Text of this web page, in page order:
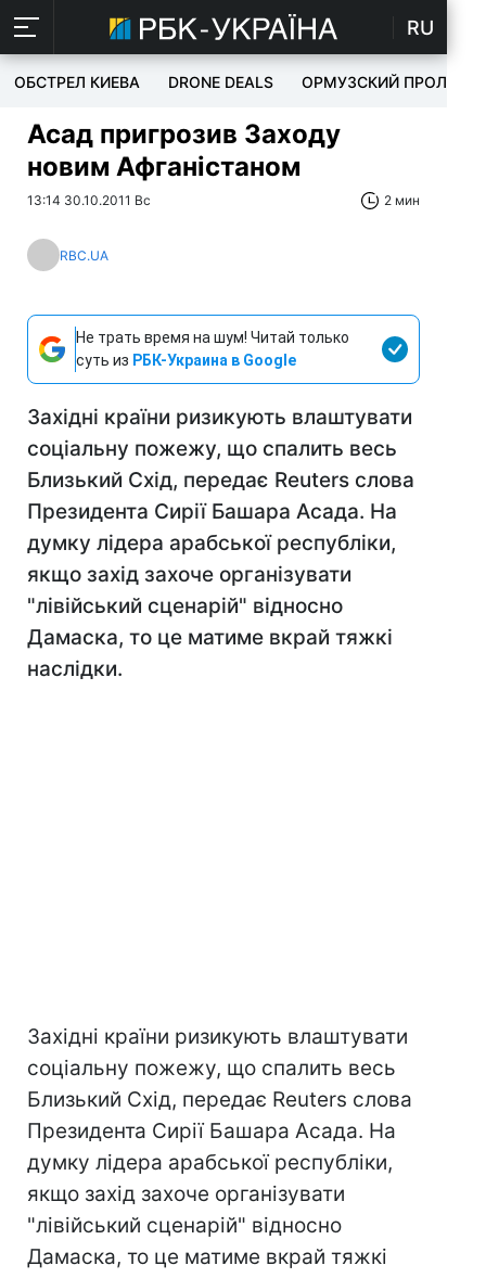
RU
ОБСТРЕЛ КИЕВА DRONE DEALS ОРМУЗСКИЙ ПРОЛИВ
Асад пригрозив Заходу
новим Афганістаном
13:14 30.10.2011 Вс 2 мин
RBC.UA
Не трать время на шум! Читай только
суть из РБК-Украина в Google
Західні країни ризикують влаштувати
соціальну пожежу, що спалить весь
Близький Схід, передає Reuters слова
Президента Сирії Башара Асада. На
думку лідера арабської республіки,
якщо захід захоче організувати
"лівійський сценарій" відносно
Дамаска, то це матиме вкрай тяжкі
наслідки.
Західні країни ризикують влаштувати
соціальну пожежу, що спалить весь
Близький Схід, передає Reuters слова
Президента Сирії Башара Асада. На
думку лідера арабської республіки,
якщо захід захоче організувати
"лівійський сценарій" відносно
Дамаска, то це матиме вкрай тяжкі